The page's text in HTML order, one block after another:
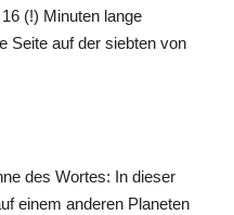
(!) Minuten lange
Seite auf der siebten von
des Wortes: In dieser
einem anderen Planeten